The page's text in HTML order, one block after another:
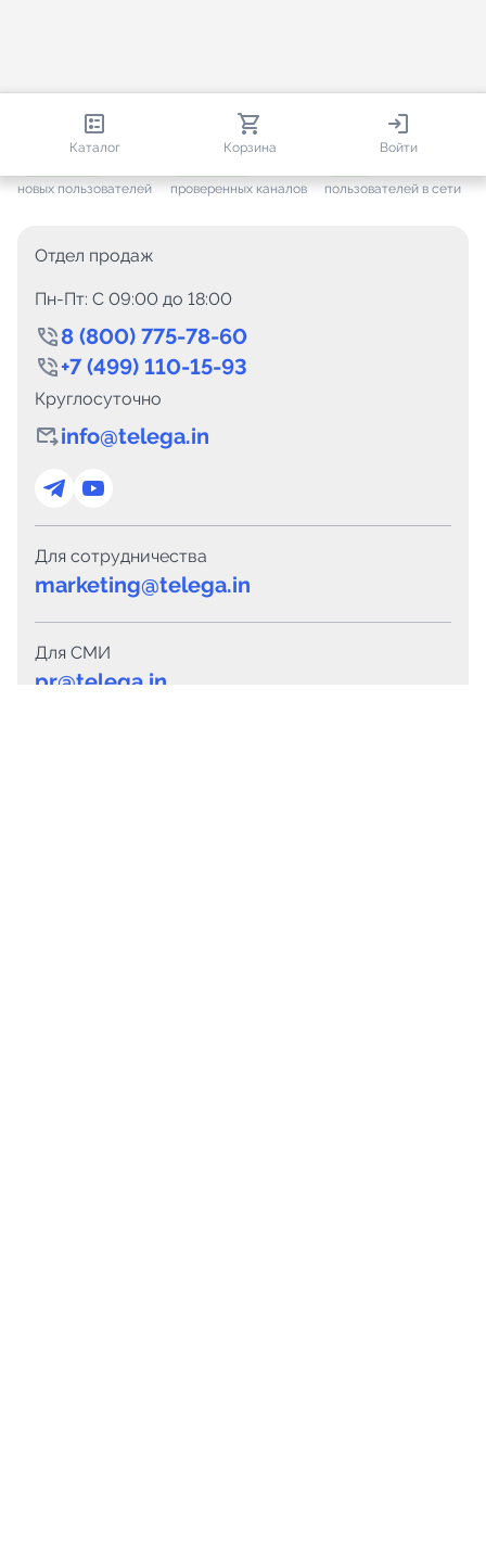
Каталог Корзина Войти
813 568
новых пользователей проверенных каналов пользователей в сети
Отдел продаж
Пн-Пт: C 09:00 до 18:00
8 (800) 775-78-60
+7 (499) 110-15-93
Круглосуточно
info@telega.in
Для сотрудничества
marketing@telega.in
Для СМИ
pr@telega.in